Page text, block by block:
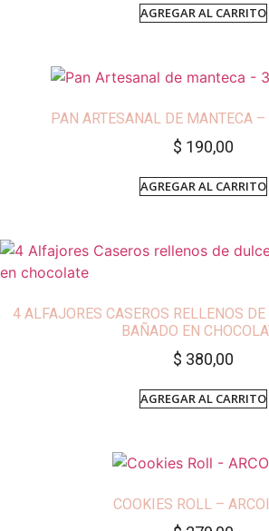
AGREGAR AL CARRITO
PAN ARTESANAL DE MANTECA
$ 190,00
AGREGAR AL CARRITO
4 ALFAJORES CASEROS RELLENOS
BAÑADO EN
$ 380,00
AGREGAR AL CARRITO
COOKIES ROLL –